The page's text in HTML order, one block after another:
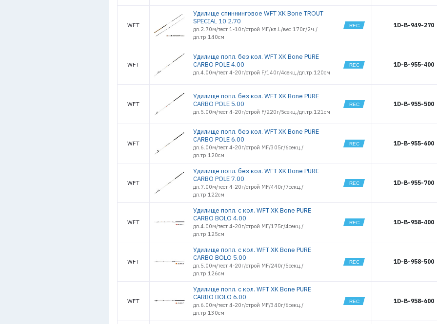
ВОЙТИ
ЗАБЫЛИ ПАРОЛЬ?
РЕГИСТРАЦИЯ ОПТ
РЕГИСТРАЦИЯ РОЗНИЦА
WFT
Удилище спиннинговое WFT XK Bone TROUT
SPECIAL 10 2.70
дл.2.70м/тест 1-10г/строй MF/кл.L/вес 170г/2ч./
дл.тр.140см
1D-B-949-270
WFT
Удилище попл. без кол. WFT XK Bone PURE
CARBO POLE 4.00
дл.4.00м/тест 4-20г/строй F/140г/4секц./дл.тр.120см
1D-B-955-400
WFT
Удилище попл. без кол. WFT XK Bone PURE
CARBO POLE 5.00
дл.5.00м/тест 4-20г/строй F/220г/5секц./дл.тр.121см
1D-B-955-500
WFT
Удилище попл. без кол. WFT XK Bone PURE
CARBO POLE 6.00
дл.6.00м/тест 4-20г/строй MF/305г/6секц./
дл.тр.120см
1D-B-955-600
WFT
Удилище попл. без кол. WFT XK Bone PURE
CARBO POLE 7.00
дл.7.00м/тест 4-20г/строй MF/440г/7секц./
дл.тр.122см
1D-B-955-700
WFT
Удилище попл. с кол. WFT XK Bone PURE
CARBO BOLO 4.00
дл.4.00м/тест 4-20г/строй MF/175г/4секц./
дл.тр.125см
1D-B-958-400
WFT
Удилище попл. с кол. WFT XK Bone PURE
CARBO BOLO 5.00
дл.5.00м/тест 4-20г/строй MF/240г/5секц./
дл.тр.126см
1D-B-958-500
WFT
Удилище попл. с кол. WFT XK Bone PURE
CARBO BOLO 6.00
дл.6.00м/тест 4-20г/строй MF/340г/6секц./
дл.тр.130см
1D-B-958-600